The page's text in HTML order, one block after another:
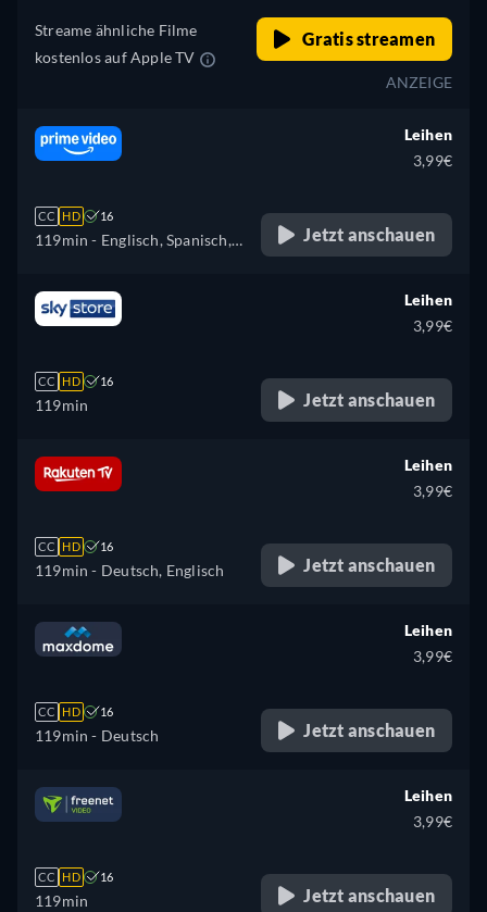
Streame ähnliche Filme
kostenlos auf Apple TV
Gratis streamen
ANZEIGE
CC HD 16
119min - Englisch, Spanisch,
Polnisch, Portugiesisch
Leihen
3,99€
Jetzt anschauen
CC HD 16
119min
Leihen
3,99€
Jetzt anschauen
CC HD 16
119min - Deutsch, Englisch
Leihen
3,99€
Jetzt anschauen
CC HD 16
119min - Deutsch
Leihen
3,99€
Jetzt anschauen
CC HD 16
119min
Leihen
3,99€
Jetzt anschauen